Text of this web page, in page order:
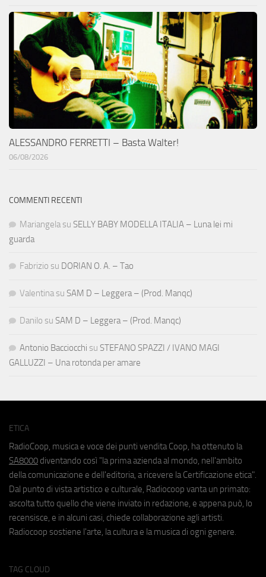
ALESSANDRO FERRETTI – Basta Walter!
06/08/2026
COMMENTI RECENTI
Mariangela su SELLY BABY MODELLA ITALIA – Luna lei mi
guarda
Fabrizio su DORIAN O. A. – Tao
Valentina su SAM D – Leggera – (Prod. Manqc)
Danilo su SAM D – Leggera – (Prod. Manqc)
Antonio Bacciocchi su STEFANO SPAZZI / IVANO MAGI
GALLUZZI – Una rotonda per amare
ETICA
RadioCoop, musica e voce dei punti vendita Coop, ha ottenuto la
SA8000 diventando così "la prima azienda al mondo, nell'ambito
della comunicazione e dell'editoria, a ricevere la Certificazione etica".
Dal punto di vista artistico e culturale, Radiocoop vanta un primato:
ascolta tutto quello che viene inviato in redazione, e appena può, lo
recensisce, e in alcuni casi, chiede collaborazione agli artisti.
Radiocoop sostiene l'arte, la cultura e la musica di ogni genere.
TAG CLOUD